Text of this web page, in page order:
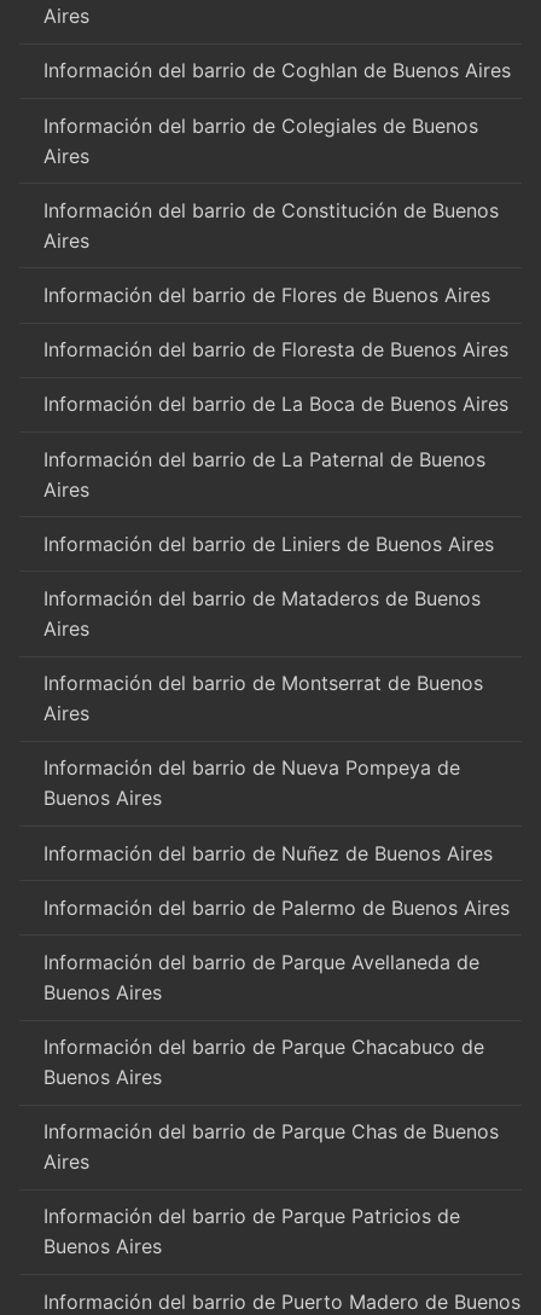
Aires
Información del barrio de Coghlan de Buenos Aires
Información del barrio de Colegiales de Buenos
Aires
Información del barrio de Constitución de Buenos
Aires
Información del barrio de Flores de Buenos Aires
Información del barrio de Floresta de Buenos Aires
Información del barrio de La Boca de Buenos Aires
Información del barrio de La Paternal de Buenos
Aires
Información del barrio de Liniers de Buenos Aires
Información del barrio de Mataderos de Buenos
Aires
Información del barrio de Montserrat de Buenos
Aires
Información del barrio de Nueva Pompeya de
Buenos Aires
Información del barrio de Nuñez de Buenos Aires
Información del barrio de Palermo de Buenos Aires
Información del barrio de Parque Avellaneda de
Buenos Aires
Información del barrio de Parque Chacabuco de
Buenos Aires
Información del barrio de Parque Chas de Buenos
Aires
Información del barrio de Parque Patricios de
Buenos Aires
Información del barrio de Puerto Madero de Buenos